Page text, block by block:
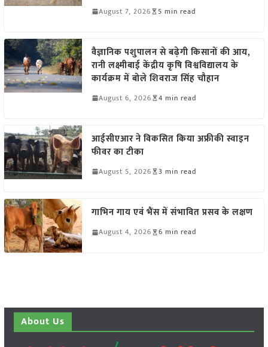
August 7, 2026 5 min read
वैज्ञानिक पशुपालन से बढ़ेगी किसानों की आय,
रानी लक्ष्मीबाई केंद्रीय कृषि विश्वविद्यालय के
कार्यक्रम में बोले शिवराज सिंह चौहान
August 6, 2026 4 min read
आईसीएआर ने विकसित किया अफ्रीकी स्वाइन
फीवर का टीका
August 5, 2026 3 min read
गाभिन गाय एवं भैंस में संभावित प्रसव के लक्षण
August 4, 2026 6 min read
About Us